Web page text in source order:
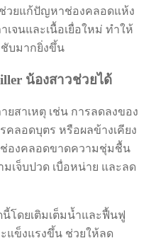
วยแก้ปัญหาช่องคลอดแห้ง
จนและเนื้อเยื่อใหม่ ทำให้
บมากยิ่งขึ้น
น้องสาวช่วยได้
สาเหตุ เช่น การลดลงของ
คลอดบุตร หรือผลข้างเคียง
ช่องคลอดขาดความชุ่มชื้น
เจ็บปวด เบื่อหน่าย และลด
โดยเติมเต็มน้ำและฟื้นฟู
แข็งแรงขึ้น ช่วยให้ลด